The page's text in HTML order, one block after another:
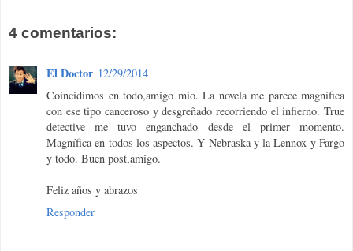
4 comentarios:
El Doctor 12/29/2014
Coincidimos en todo,amigo mío. La novela me parece magnífica
con ese tipo canceroso y desgreñado recorriendo el infierno. True
detective me tuvo enganchado desde el primer momento.
Magnífica en todos los aspectos. Y Nebraska y la Lennox y Fargo
y todo. Buen post,amigo.
Feliz años y abrazos
Responder